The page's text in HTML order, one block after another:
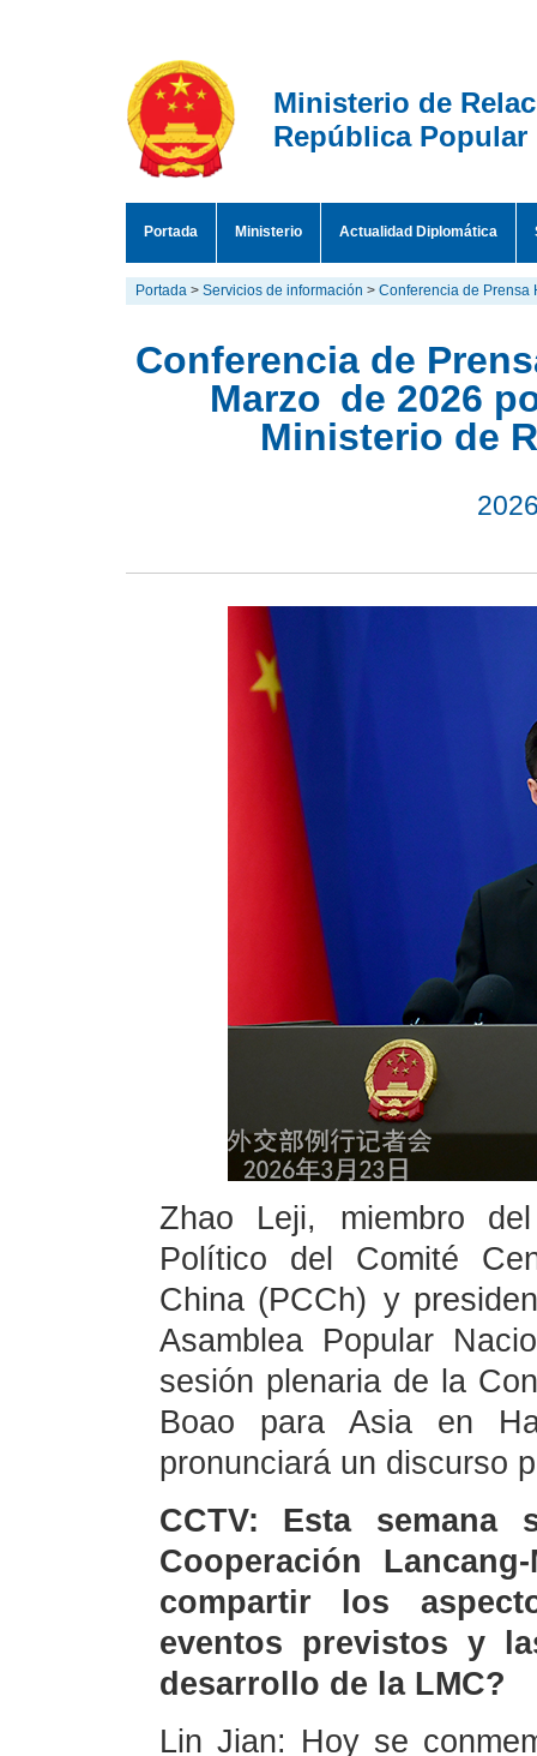
Ministerio de
República Popular
Portada Ministerio Actualidad Diplomática
Portada > Servicios de información > Conferencia de Prensa
Conferencia de
Marzo de 2026
Ministerio de
Zhao Leji, miembro
Político del Comité
China (PCCh) y
Asamblea Popular
sesión plenaria de la
Boao para Asia en
pronunciará un discurso
CCTV: Esta
Cooperación
compartir los
eventos previstos y
desarrollo de la LMC?
Lin Jian: Hoy se